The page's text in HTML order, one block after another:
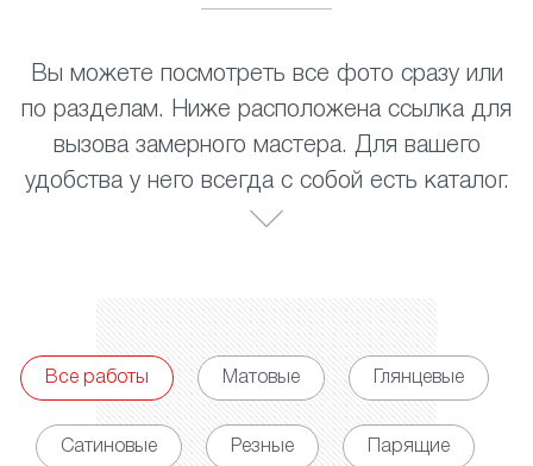
Вы можете посмотреть все фото сразу или
по разделам. Ниже расположена ссылка для
вызова замерного мастера. Для вашего
удобства у него всегда с собой есть каталог.
Все работы Матовые Глянцевые
Сатиновые Резные Парящие